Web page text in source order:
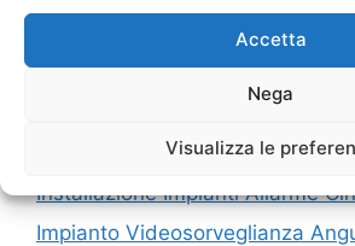
Accetta
Nega
Visualizza le
I nostri servizi in Provincia
Installazione Impianti Allarme
Impianto Videosorveglianza